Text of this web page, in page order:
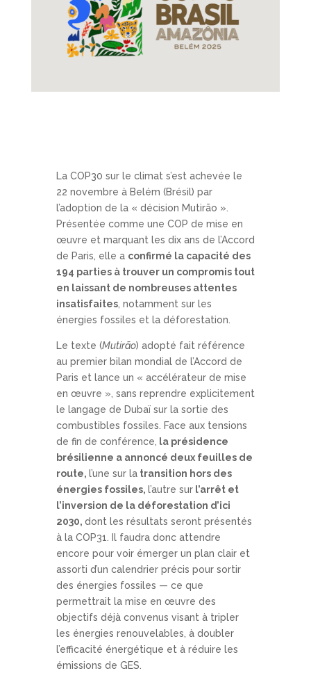
La COP30 sur le climat s’est achevée le
22 novembre à Belém (Brésil) par
l’adoption de la « décision Mutirão ».
Présentée comme une COP de mise en
œuvre et marquant les dix ans de l’Accord
de Paris, elle a confirmé la capacité des
194 parties à trouver un compromis tout
en laissant de nombreuses attentes
insatisfaites, notamment sur les
énergies fossiles et la déforestation.
Le texte (Mutirão) adopté fait référence
au premier bilan mondial de l’Accord de
Paris et lance un « accélérateur de mise
en œuvre », sans reprendre explicitement
le langage de Dubaï sur la sortie des
combustibles fossiles. Face aux tensions
de fin de conférence, la présidence
brésilienne a annoncé deux feuilles de
route, l’une sur latransition hors des
énergies fossiles, l’autre surl’arrêt et
l’inversion de la déforestation d’ici
2030, dont les résultats seront présentés
à la COP31. Il faudra donc attendre
encore pour voir émerger un plan clair et
assorti d’un calendrier précis pour sortir
des énergies fossiles — ce que
permettrait la mise en œuvre des
objectifs déjà convenus visant à tripler
les énergies renouvelables, à doubler
l’efficacité énergétique et à réduire les
émissions de GES.